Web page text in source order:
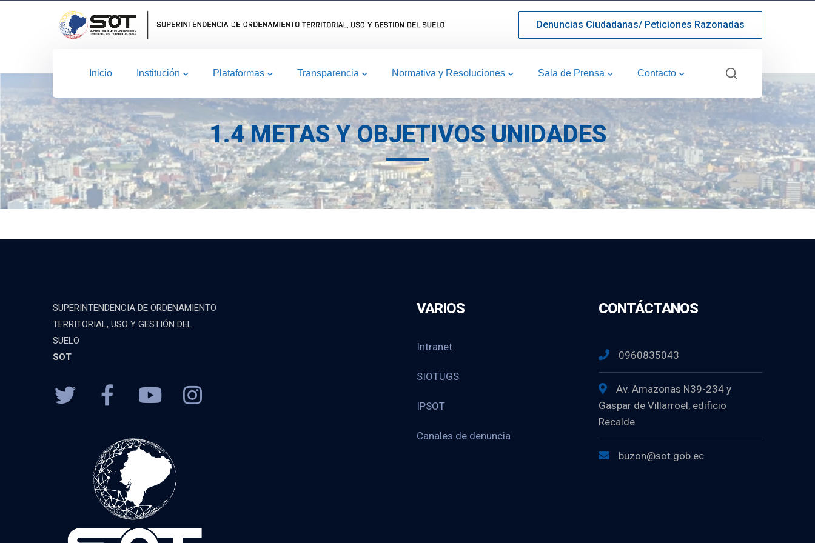
Denuncias Ciudadanas/ Peticiones Razonadas
Inicio Institución Plataformas Transparencia Normativa y Resoluciones Sala de Prensa Contacto
1.4 METAS Y OBJETIVOS UNIDADES
SUPERINTENDENCIA DE ORDENAMIENTO
TERRITORIAL, USO Y GESTIÓN DEL
SUELO
SOT
VARIOS
Intranet
SIOTUGS
IPSOT
Canales de denuncia
CONTÁCTANOS
0960835043
Av. Amazonas N39-234 y
Gaspar de Villarroel, edificio
Recalde
buzon@sot.gob.ec